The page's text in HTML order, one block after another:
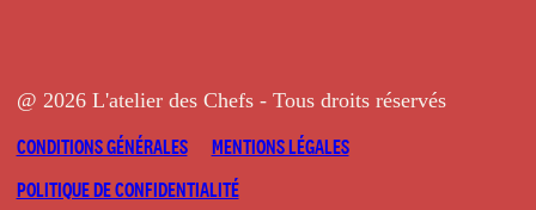
@ 2026 L'atelier des Chefs - Tous droits réservés
CONDITIONS GÉNÉRALES
MENTIONS LÉGALES
POLITIQUE DE CONFIDENTIALITÉ